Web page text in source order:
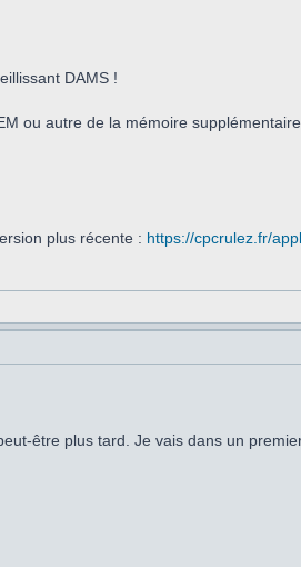
DAMS !
ou autre de la mémoire
plus récente : https://cpcrulez.fr/
être plus tard. Je vais dans un